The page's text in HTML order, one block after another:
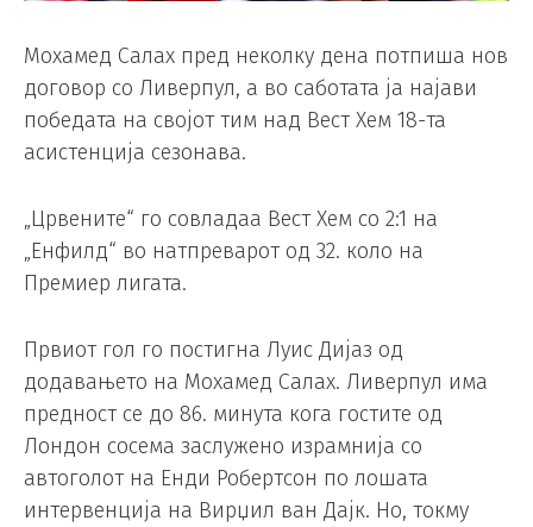
Мохамед Салах пред неколку дена потпиша нов
договор со Ливерпул, а во саботата ја најави
победата на својот тим над Вест Хем 18-та
асистенција сезонава.
„Црвените“ го совладаа Вест Хем со 2:1 на
„Енфилд“ во натпреварот од 32. коло на
Премиер лигата.
Првиот гол го постигна Луис Дијаз од
додавањето на Мохамед Салах. Ливерпул има
предност се до 86. минута кога гостите од
Лондон сосема заслужено израмнија со
автоголот на Енди Робертсон по лошата
интервенција на Вирџил ван Дајк. Но, токму